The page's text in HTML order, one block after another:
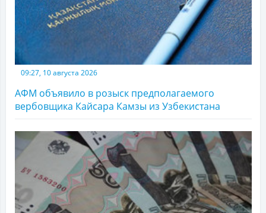
09:27, 10 августа 2026
АФМ объявило в розыск предполагаемого
вербовщика Кайсара Камзы из Узбекистана